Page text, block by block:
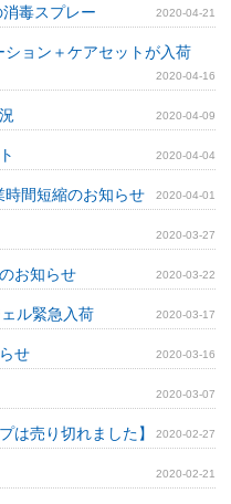
毒スプレー 2020-04-21
ョン＋ケアセットが入荷
2020-04-16
2020-04-09
2020-04-04
間短縮のお知らせ 2020-04-01
2020-03-27
お知らせ 2020-03-22
ル緊急入荷 2020-03-17
せ 2020-03-16
2020-03-07
は売り切れました】 2020-02-27
2020-02-21